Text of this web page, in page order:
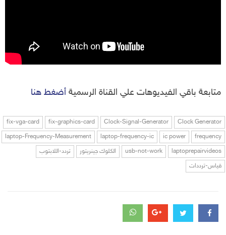
متابعة باقي الفيديوهات علي القناة الرسمية أضغط هنا
Clock Generator
Clock-Signal-Generator
fix-graphics-card
fix-vga-card
frequency
ic power
laptop-frequency-ic
laptop-Frequency-Measurement
laptoprepairvideos
usb-not-work الكلوك جينريتور تردد-اللابتوب
قياس-ترددات